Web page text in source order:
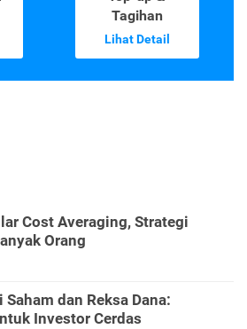
Tagihan
Lihat Detail
Cost Averaging, Strategi
Orang
dan Reksa Dana:
Investor Cerdas